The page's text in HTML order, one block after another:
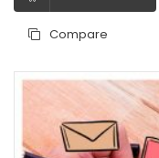
Compare